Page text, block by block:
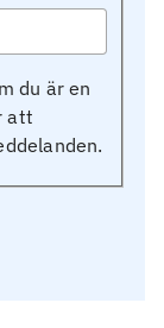
du är en
att